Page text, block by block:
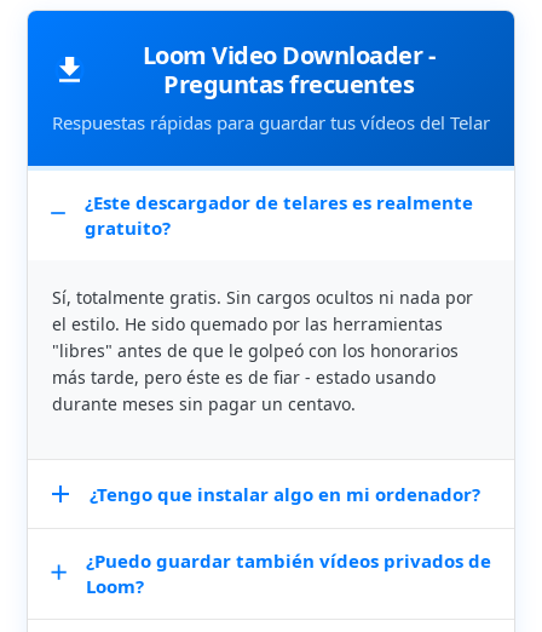
Loom Video Downloader -
Preguntas frecuentes
Respuestas rápidas para guardar tus vídeos del Telar
¿Este descargador de telares es realmente
gratuito?
Sí, totalmente gratis. Sin cargos ocultos ni nada por
el estilo. He sido quemado por las herramientas
"libres" antes de que le golpeó con los honorarios
más tarde, pero éste es de fiar - estado usando
durante meses sin pagar un centavo.
¿Tengo que instalar algo en mi ordenador?
No, no hace falta descargar nada. Todo está basado
en la web, lo cual es estupendo porque no me gusta
llenar mi portátil de programas innecesarios. Solo
¿Puedo guardar también vídeos privados de
Loom?